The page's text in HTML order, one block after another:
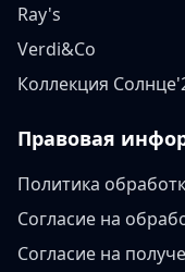
Ray's
Verdi&Co
Коллекция
Правовая
Политика
Согласие на
Согласие на